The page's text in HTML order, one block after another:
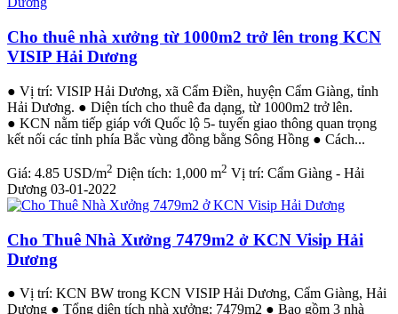
Cho thuê nhà xưởng từ 1000m2 trở lên trong KCN
VISIP Hải Dương
● Vị trí: VISIP Hải Dương, xã Cẩm Điền, huyện Cẩm Giàng, tỉnh
Hải Dương. ● Diện tích cho thuê đa dạng, từ 1000m2 trở lên.
● KCN nằm tiếp giáp với Quốc lộ 5- tuyến giao thông quan trọng
kết nối các tỉnh phía Bắc vùng đồng bằng Sông Hồng ● Cách...
Giá: 4.85 USD/m2 Diện tích: 1,000 m2 Vị trí: Cẩm Giàng - Hải
Dương 03-01-2022
Cho Thuê Nhà Xưởng 7479m2 ở KCN Visip Hải
Dương
● Vị trí: KCN BW trong KCN VISIP Hải Dương, Cẩm Giàng, Hải
Dương ● Tổng diện tích nhà xưởng: 7479m2 ● Bao gồm 3 nhà